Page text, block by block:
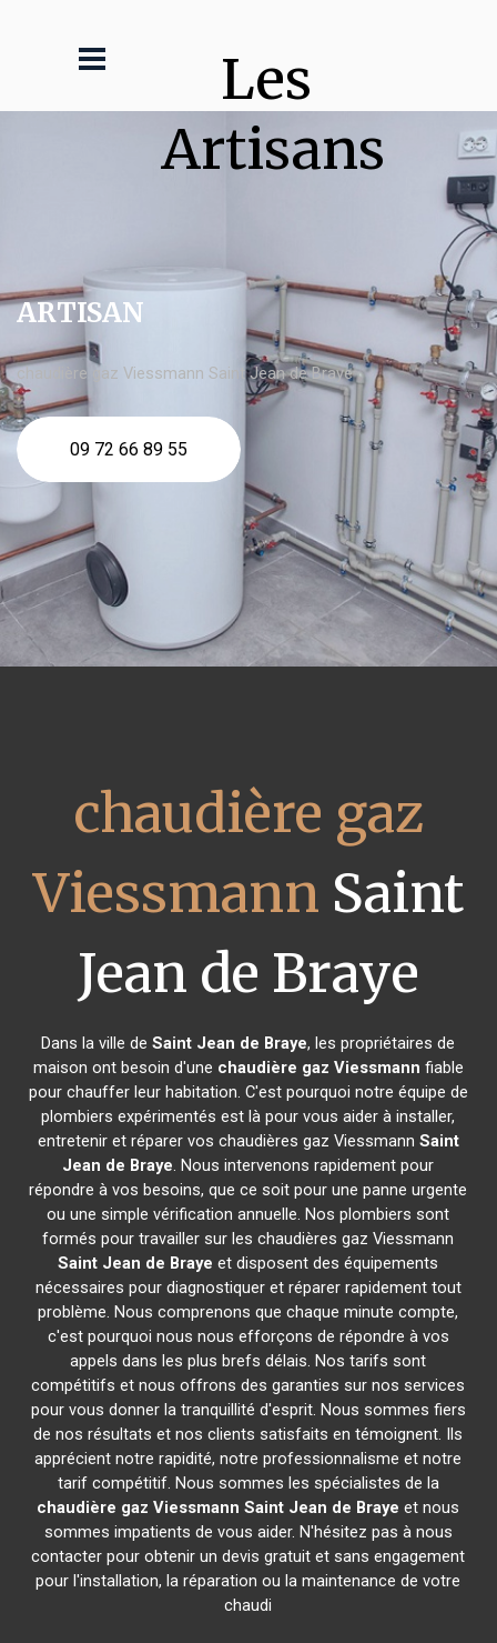
Les
Artisans
ARTISAN
chaudière gaz Viessmann Saint Jean de Braye
09 72 66 89 55
chaudière gaz
Viessmann Saint
Jean de Braye
Dans la ville deSaint Jean de Braye, les propriétaires de
maison ont besoin d'une chaudière gaz Viessmann fiable
pour chauffer leur habitation. C'est pourquoi notre équipe de
plombiers expérimentés est là pour vous aider à installer,
entretenir et réparer vos chaudières gaz Viessmann Saint
Jean de Braye. Nous intervenons rapidement pour
répondre à vos besoins, que ce soit pour une panne urgente
ou une simple vérification annuelle. Nos plombiers sont
formés pour travailler sur les chaudières gaz Viessmann
Saint Jean de Braye et disposent des équipements
nécessaires pour diagnostiquer et réparer rapidement tout
problème. Nous comprenons que chaque minute compte,
c'est pourquoi nous nous efforçons de répondre à vos
appels dans les plus brefs délais. Nos tarifs sont
compétitifs et nous offrons des garanties sur nos services
pour vous donner la tranquillité d'esprit. Nous sommes fiers
de nos résultats et nos clients satisfaits en témoignent. Ils
apprécient notre rapidité, notre professionnalisme et notre
tarif compétitif. Nous sommes les spécialistes de la
chaudière gaz Viessmann Saint Jean de Braye et nous
sommes impatients de vous aider. N'hésitez pas à nous
contacter pour obtenir un devis gratuit et sans engagement
pour l'installation, la réparation ou la maintenance de votre
chaudi